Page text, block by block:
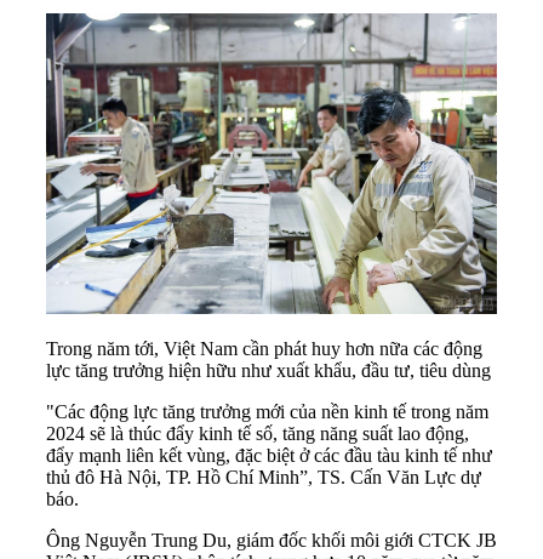
Trong năm tới, Việt Nam cần phát huy hơn nữa các động
lực tăng trưởng hiện hữu như xuất khẩu, đầu tư, tiêu dùng
"Các động lực tăng trưởng mới của nền kinh tế trong năm
2024 sẽ là thúc đẩy kinh tế số, tăng năng suất lao động,
đẩy mạnh liên kết vùng, đặc biệt ở các đầu tàu kinh tế như
thủ đô Hà Nội, TP. Hồ Chí Minh”, TS. Cấn Văn Lực dự
báo.
Ông Nguyễn Trung Du, giám đốc khối môi giới CTCK JB